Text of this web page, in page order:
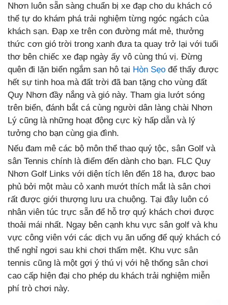
Nhơn luôn sẵn sàng chuẩn bị xe đạp cho du khách có
thể tự do khám phá trải nghiệm từng ngóc ngách của
khách sạn. Đạp xe trên con đường mát mẻ, thưởng
thức cơn gió trời trong xanh đưa ta quay trở lại với tuổi
thơ bên chiếc xe đạp ngày ấy vô cùng thú vị. Đừng
quên đi lặn biển ngắm san hô tại Hòn Sẹo để thấy được
hết sự tinh hoa mà đất trời đã ban tặng cho vùng đất
Quy Nhơn đầy nắng và gió này. Tham gia lướt sóng
trên biển, đánh bắt cá cùng người dân làng chài Nhơn
Lý cũng là những hoạt động cực kỳ hấp dẫn và lý
tưởng cho bạn cùng gia đình.
Nếu đam mê các bộ môn thể thao quý tộc, sân Golf và
sân Tennis chính là điểm đến dành cho bạn. FLC Quy
Nhơn Golf Links với diện tích lên đến 18 ha, được bao
phủ bởi một màu cỏ xanh mướt thích mắt là sân chơi
rất được giới thượng lưu ưa chuộng. Tại đây luôn có
nhân viên túc trực sẵn để hỗ trợ quý khách chơi được
thoải mái nhất. Ngay bên cạnh khu vực sân golf và khu
vực công viên với các dịch vụ ăn uống để quý khách có
thể nghỉ ngơi sau khi chơi thấm mệt. Khu vực sân
tennis cũng là một gợi ý thú vị với hệ thống sân chơi
cao cấp hiện đại cho phép du khách trải nghiệm miễn
phí trò chơi này.